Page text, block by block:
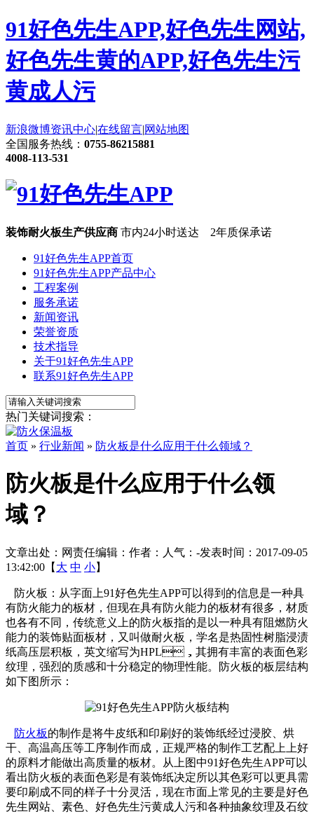
91好色先生APP,好色先生网站,
好色先生黄的APP,好色先生污
黄成人污
新浪微博资讯中心|在线留言|网站地图
全国服务热线： 0755-86215881
4008-113-531
装饰耐火板生产供应商 市内24小时送达 2年质保承诺
91好色先生APP首页
91好色先生APP产品中心
工程案例
服务承诺
新闻资讯
荣誉资质
技术指导
关于91好色先生APP
联系91好色先生APP
热门关键词搜索：
首页 » 行业新闻 » 防火板是什么应用于什么领域？
防火板是什么应用于什么领
域？
文章出处： 网责任编辑： 作者： 人气： -发表时间：2017-09-05
13:42:00【 大 中 小】
防火板：从字面上91好色先生APP可以得到的信息是一种具
有防火能力的板材，但现在具有防火能力的板材有很多，材质
也各有不同，传统意义上的防火板指的是以一种具有阻燃防火
能力的装饰贴面板材，又叫做耐火板，学名是热固性树脂浸渍
纸高压层积板，英文缩写为HPL，其拥有丰富的表面色彩
纹理，强烈的质感和十分稳定的物理性能。防火板的板层结构
如下图所示：
防火板的制作是将牛皮纸和印刷好的装饰纸经过浸胶、烘
干、高温高压等工序制作而成，正规严格的制作工艺配上上好
的原料才能做出高质量的板材。从上图中91好色先生APP可以
看出防火板的表面色彩是有装饰纸决定所以其色彩可以更具需
要印刷成不同的样子十分灵活，现在市面上常见的主要是好色
先生网站、素色、好色先生污黄成人污和各种抽象纹理及石纹